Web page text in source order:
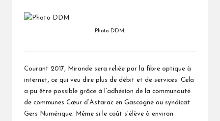
Photo DDM.
Courant 2017, Mirande sera reliée par la fibre optique à
internet, ce qui veu dire plus de débit et de services. Cela
a pu être possible grâce à l’adhésion de la communauté
de communes Cœur d’Astarac en Gascogne au syndicat
Gers Numérique. Même si le coût s’élève à environ